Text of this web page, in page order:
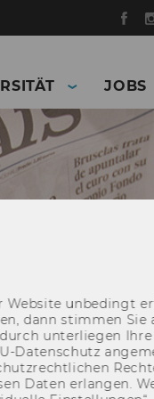
JOBS
Web­site un­be­dingt
dann stim­men Sie
un­ter­lie­gen Ihre
​Datenschutz
Daten er­lan­gen.